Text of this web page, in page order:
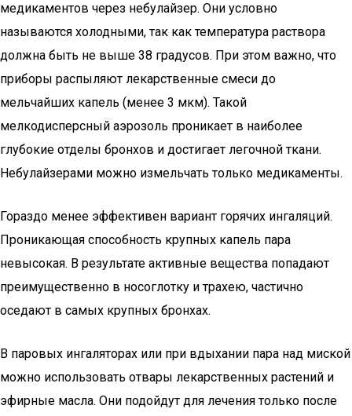
медикаментов через небулайзер. Они условно
называются холодными, так как температура раствора
должна быть не выше 38 градусов. При этом важно, что
приборы распыляют лекарственные смеси до
мельчайших капель (менее 3 мкм). Такой
мелкодисперсный аэрозоль проникает в наиболее
глубокие отделы бронхов и достигает легочной ткани.
Небулайзерами можно измельчать только медикаменты.
Гораздо менее эффективен вариант горячих ингаляций.
Проникающая способность крупных капель пара
невысокая. В результате активные вещества попадают
преимущественно в носоглотку и трахею, частично
оседают в самых крупных бронхах.
В паровых ингаляторах или при вдыхании пара над миской
можно использовать отвары лекарственных растений и
эфирные масла. Они подойдут для лечения только после